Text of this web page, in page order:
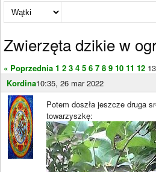
Zwierzęta dzikie w
« Poprzednia 1 2 3 4 5 6 7 8 9 10 11 12 13
Kordina10:35, 26 mar 2022
Potem doszła jeszcze druga
towarzyszkę: